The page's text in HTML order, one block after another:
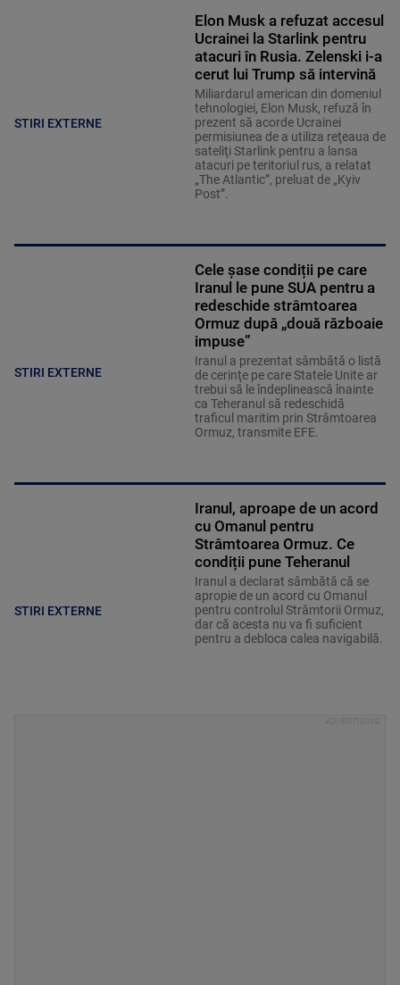
STIRI EXTERNE
Elon Musk a refuzat accesul
Ucrainei la Starlink pentru
atacuri în Rusia. Zelenski i-a
cerut lui Trump să intervină
Miliardarul american din domeniul
tehnologiei, Elon Musk, refuză în
prezent să acorde Ucrainei
permisiunea de a utiliza reţeaua de
sateliţi Starlink pentru a lansa
atacuri pe teritoriul rus, a relatat
„The Atlantic”, preluat de „Kyiv
Post”.
STIRI EXTERNE
Cele șase condiții pe care
Iranul le pune SUA pentru a
redeschide strâmtoarea
Ormuz după „două războaie
impuse”
Iranul a prezentat sâmbătă o listă
de cerinţe pe care Statele Unite ar
trebui să le îndeplinească înainte
ca Teheranul să redeschidă
traficul maritim prin Strâmtoarea
Ormuz, transmite EFE.
STIRI EXTERNE
Iranul, aproape de un acord
cu Omanul pentru
Strâmtoarea Ormuz. Ce
condiții pune Teheranul
Iranul a declarat sâmbătă că se
apropie de un acord cu Omanul
pentru controlul Strâmtorii Ormuz,
dar că acesta nu va fi suficient
pentru a debloca calea navigabilă.